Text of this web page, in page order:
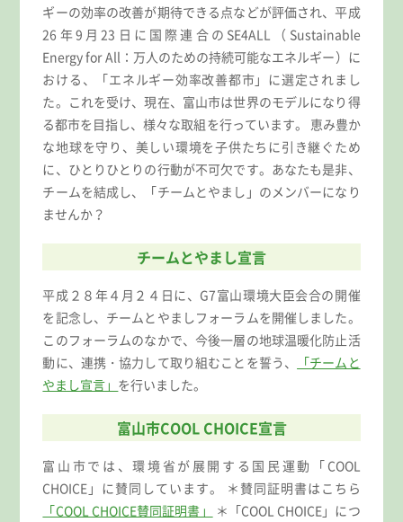
ギーの効率の改善が期待できる点などが評価され、平成
26年9月23日に国際連合のSE4ALL（Sustainable
Energy for All：万人のための持続可能なエネルギー）に
おける、「エネルギー効率改善都市」に選定されまし
た。これを受け、現在、富山市は世界のモデルになり得
る都市を目指し、様々な取組を行っています。 恵み豊か
な地球を守り、美しい環境を子供たちに引き継ぐため
に、ひとりひとりの行動が不可欠です。あなたも是非、
チームを結成し、「チームとやまし」のメンバーになり
ませんか？
チームとやまし宣言
平成２８年４月２４日に、G7富山環境大臣会合の開催
を記念し、チームとやましフォーラムを開催しました。
このフォーラムのなかで、今後一層の地球温暖化防止活
動に、連携・協力して取り組むことを誓う、
「チームと
やまし宣言」 を行いました。
富山市COOL CHOICE宣言
富山市では、環境省が展開する国民運動「COOL
CHOICE」に賛同しています。 ＊賛同証明書はこちら
「COOL CHOICE賛同証明書」
＊「COOL CHOICE」につ